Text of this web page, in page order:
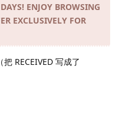
ENJOY BROWSING
EXCLUSIVELY FOR
RECEIVED 写成了